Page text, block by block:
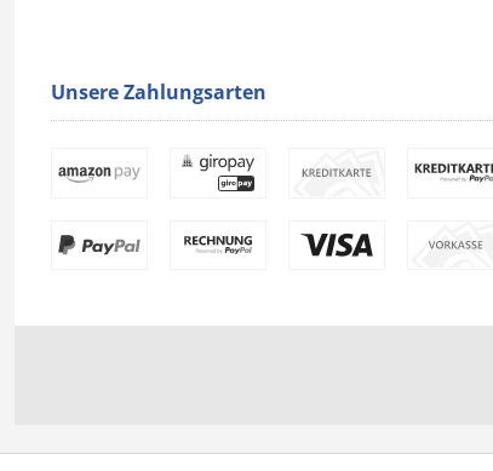
Unsere Zahlungsarten